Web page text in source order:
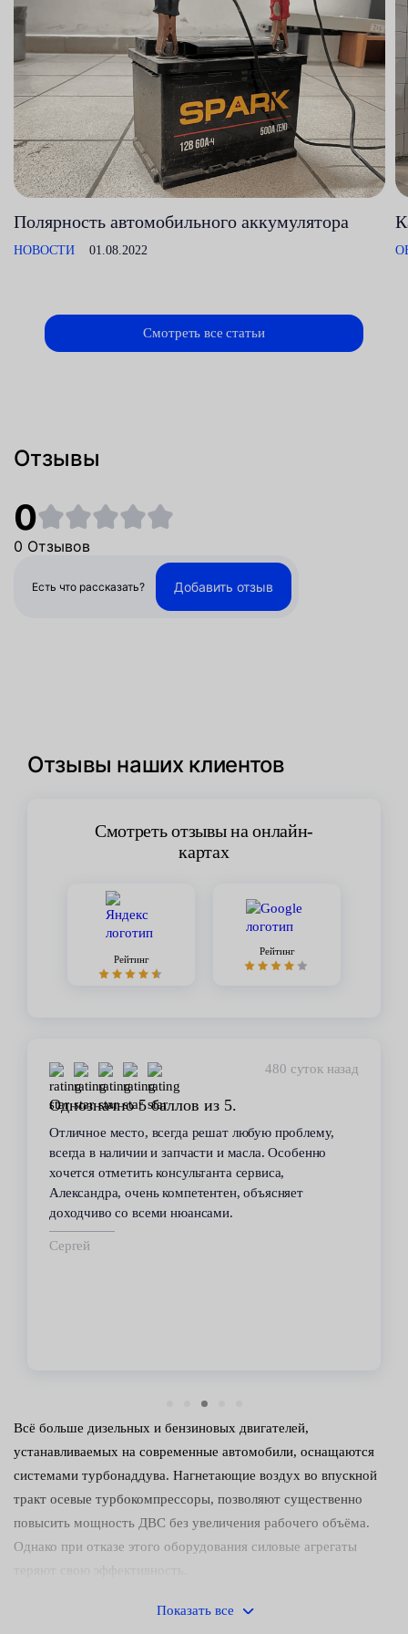
Полярность автомобильного аккумулятора
НОВОСТИ 01.08.2022
Смотреть все статьи
Отзывы
0
0 Отзывов
Есть что рассказать? Добавить отзыв
Отзывы наших клиентов
Смотреть отзывы на онлайн-
картах
Рейтинг
Рейтинг
452 суток назад
Стабильное качество
В течение 6 лет пользуюсь услугами данного
сервиса. Высокий профессионализм персонала
всегда помогал решить возникающие с
автомобилем проблемы. Все работы по
техобслуживанию проводились качественно и в
срок.
Всё больше дизельных и бензиновых двигателей,
устанавливаемых на современные автомобили, оснащаются
системами турбонаддува. Нагнетающие воздух во впускной
тракт осевые турбокомпрессоры, позволяют существенно
повысить мощность ДВС без увеличения рабочего объёма.
Однако при отказе этого оборудования силовые агрегаты
Причины и признаки
Показать все